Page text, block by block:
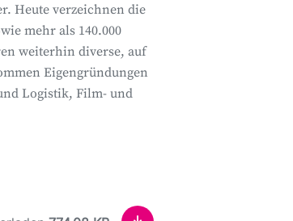
Heute verzeichnen die
mehr als 140.000
weiterhin diverse, auf
Eigengründungen
Logistik, Film- und